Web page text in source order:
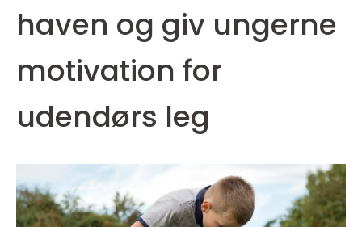
haven og giv ungerne
motivation for
udendørs leg